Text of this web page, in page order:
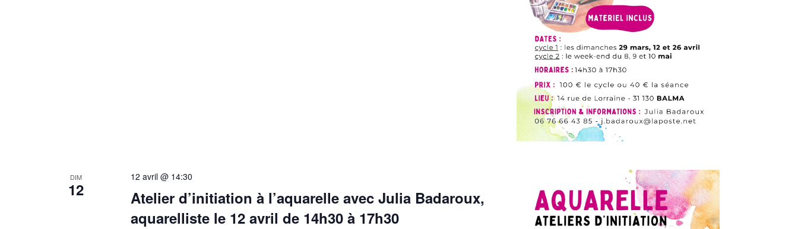
DIM
12
Atelier d’initiation à l’aquarelle avec Julia Badaroux,
aquarelliste le 12 avril de 14h30 à 17h30
12 avril @ 14:30